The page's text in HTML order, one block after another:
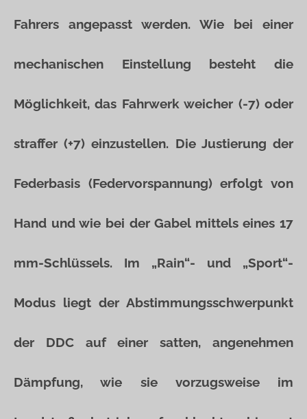
Fahrers angepasst werden. Wie bei einer
mechanischen Einstellung besteht die
Möglichkeit, das Fahrwerk weicher (-7) oder
straffer (+7) einzustellen. Die Justierung der
Federbasis (Federvorspannung) erfolgt von
Hand und wie bei der Gabel mittels eines 17
mm-Schlüssels. Im „Rain“- und „Sport“-
Modus liegt der Abstimmungsschwerpunkt
der DDC auf einer satten, angenehmen
Dämpfung, wie sie vorzugsweise im